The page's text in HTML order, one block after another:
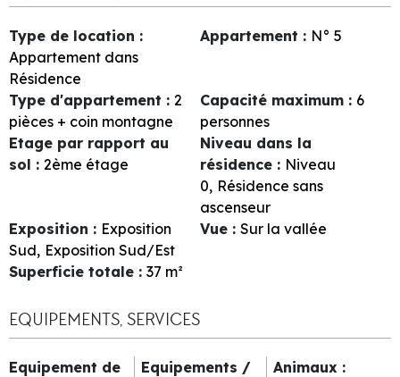
Type de location :
Appartement dans
Résidence
Appartement : N° 5
Type d'appartement : 2
pièces + coin montagne
Capacité maximum : 6
personnes
Etage par rapport au
sol : 2ème étage
Niveau dans la
résidence : Niveau
0 Résidence sans
ascenseur
Exposition : Exposition
Sud Exposition Sud/Est
Vue : Sur la vallée
Superficie totale : 37 m²
EQUIPEMENTS, SERVICES
Equipement de
Equipements /
Animaux :